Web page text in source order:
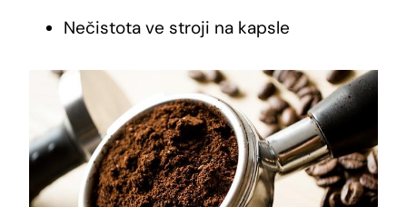
Nečistota ve stroji na kapsle